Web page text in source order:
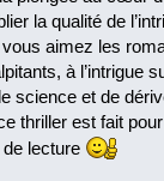
la qualité de
aimez les
à l’intrigue
science et de
thriller est fait
lecture